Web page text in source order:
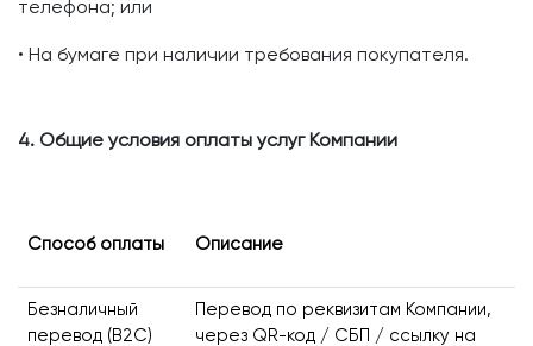
телефона; или
• На бумаге при наличии требования покупателя.
4. Общие условия оплаты услуг Компании
Способ оплаты Описание
Безналичный
перевод (B2C)
Перевод по реквизитам Компании,
через QR-код / СБП / ссылку на